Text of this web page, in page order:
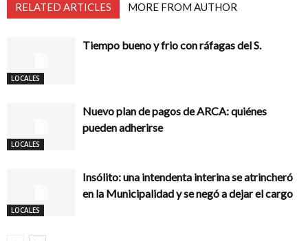
RELATED ARTICLES MORE FROM AUTHOR
LOCALES
Tiempo bueno y frio con ráfagas del S.
LOCALES
Nuevo plan de pagos de ARCA: quiénes
pueden adherirse
LOCALES
Insólito: una intendenta interina se atrincheró
en la Municipalidad y se negó a dejar el cargo